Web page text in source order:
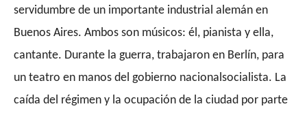
servidumbre de un importante industrial alemán en
Buenos Aires. Ambos son músicos: él, pianista y ella,
cantante. Durante la guerra, trabajaron en Berlín, para
un teatro en manos del gobierno nacionalsocialista. La
caída del régimen y la ocupación de la ciudad por parte